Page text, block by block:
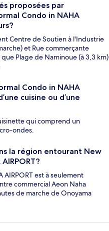
proposées par
Condo in NAHA
Centre de Soutien à l'Industrie
et Rue commerçante
que Plage de Naminoue (à 3,3 km)
Condo in NAHA
cuisine ou d’une
qui comprend un
ondes.
la région entourant New
est à seulement
commercial Aeon Naha
de marche de Onoyama